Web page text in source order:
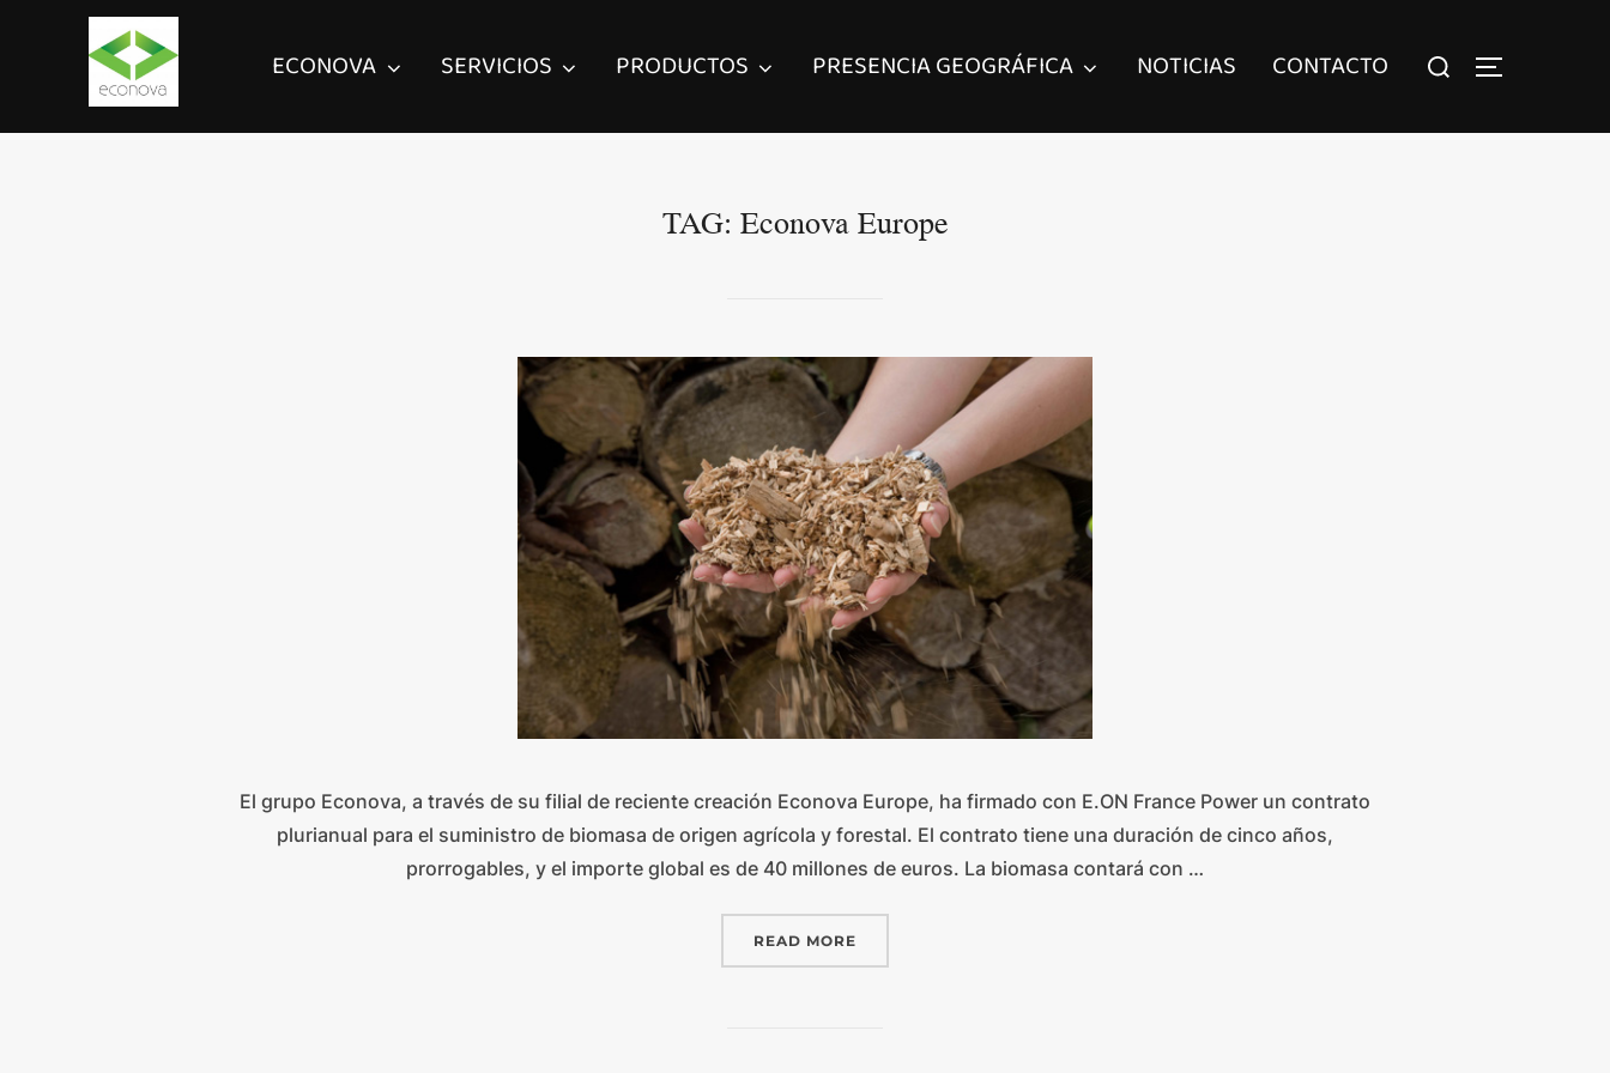
ECONOVA SERVICIOS PRODUCTOS PRESENCIA GEOGRÁFICA NOTICIAS CONTACTO
TAG: Econova Europe
El grupo Econova, a través de su filial de reciente creación Econova Europe, ha firmado con E.ON France Power un contrato
plurianual para el suministro de biomasa de origen agrícola y forestal. El contrato tiene una duración de cinco años,
prorrogables, y el importe global es de 40 millones de euros. La biomasa contará con …
READ MORE